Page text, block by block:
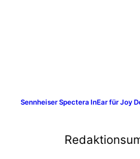
Sennheiser Spectera InEar für Joy